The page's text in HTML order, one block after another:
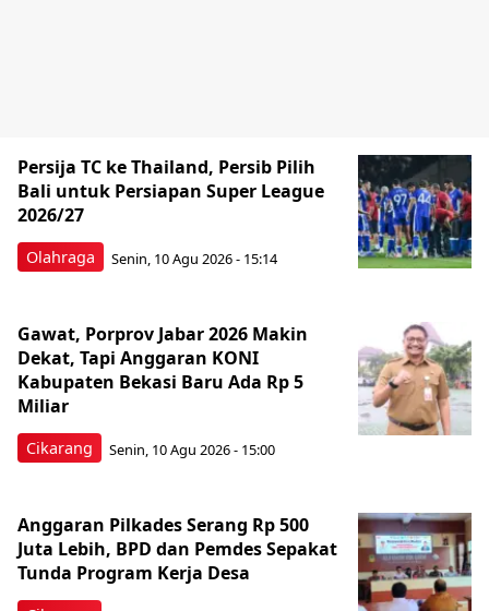
Olahraga
Persija TC ke Thailand, Persib Pilih
Bali untuk Persiapan Super League
2026/27
Senin, 10 Agu 2026 - 15:14
Cikarang
Gawat, Porprov Jabar 2026 Makin
Dekat, Tapi Anggaran KONI
Kabupaten Bekasi Baru Ada Rp 5
Miliar
Senin, 10 Agu 2026 - 15:00
Anggaran Pilkades Serang Rp 500
Juta Lebih, BPD dan Pemdes Sepakat
Tunda Program Kerja Desa